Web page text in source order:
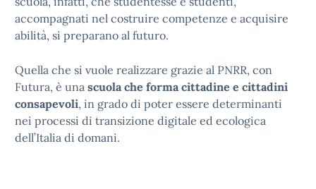
accompagnati nel costruire competenze e acquisire
abilità, si preparano al futuro.
Quella che si vuole realizzare grazie al PNRR, con
Futura, è una scuola che forma cittadine e cittadini
consapevoli, in grado di poter essere determinanti
nei processi di transizione digitale ed ecologica
dell’Italia di domani.